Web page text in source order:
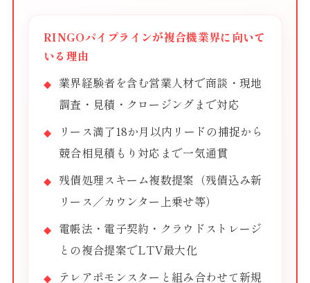
RINGOパイプラインが複合機業界に向いて
いる理由
業界経験者を含む営業人材で商談・現地
調査・見積・クロージングまで対応
リース満了18か月以内リードの捕捉から
競合相見積もり対応まで一気通貫
残債処理スキーム複数提案（残債込み新
リース／カウンター上乗せ等）
電帳法・電子契約・クラウドストレージ
との複合提案でLTV最大化
テレアポモンスターと組み合わせて新規